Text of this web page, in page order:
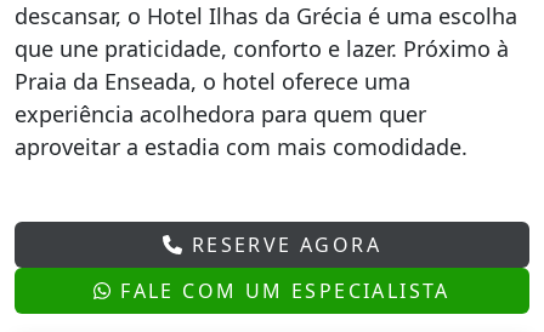
descansar, o Hotel Ilhas da Grécia é uma escolha
que une praticidade, conforto e lazer. Próximo à
Praia da Enseada, o hotel oferece uma
experiência acolhedora para quem quer
aproveitar a estadia com mais comodidade.
RESERVE AGORA
FALE COM UM ESPECIALISTA